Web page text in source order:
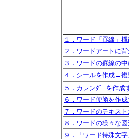
１．ワード「罫線」
２．ワードアートに
３．ワードの罫線の
４．シールを作成→複
５．カレンﾀﾞｰを作成
６．ワード便箋を作成
７．ワードのテキス
８．ワードの様々な
９．「ワード特殊文